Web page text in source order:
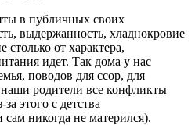
в публичных своих
выдержанность, хладнокровие
столько от характера,
идет. Так дома у нас
поводов для ссор, для
родители все конф­ликты
этого с детства
никогда не матерился).